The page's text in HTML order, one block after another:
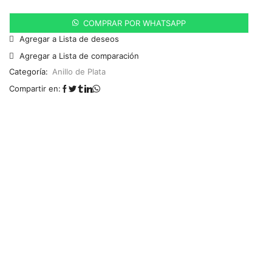
COMPRAR POR WHATSAPP
Agregar a Lista de deseos
Agregar a Lista de comparación
Categoría: Anillo de Plata
Compartir en: